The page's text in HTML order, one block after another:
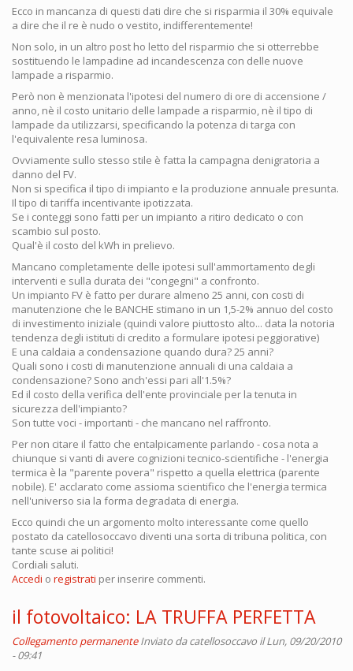
Ecco in mancanza di questi dati dire che si risparmia il 30% equivale
a dire che il re è nudo o vestito, indifferentemente!
Non solo, in un altro post ho letto del risparmio che si otterrebbe
sostituendo le lampadine ad incandescenza con delle nuove
lampade a risparmio.
Però non è menzionata l'ipotesi del numero di ore di accensione /
anno, nè il costo unitario delle lampade a risparmio, nè il tipo di
lampade da utilizzarsi, specificando la potenza di targa con
l'equivalente resa luminosa.
Ovviamente sullo stesso stile è fatta la campagna denigratoria a
danno del FV.
Non si specifica il tipo di impianto e la produzione annuale presunta.
Il tipo di tariffa incentivante ipotizzata.
Se i conteggi sono fatti per un impianto a ritiro dedicato o con
scambio sul posto.
Qual'è il costo del kWh in prelievo.
Mancano completamente delle ipotesi sull'ammortamento degli
interventi e sulla durata dei "congegni" a confronto.
Un impianto FV è fatto per durare almeno 25 anni, con costi di
manutenzione che le BANCHE stimano in un 1,5-2% annuo del costo
di investimento iniziale (quindi valore piuttosto alto... data la notoria
tendenza degli istituti di credito a formulare ipotesi peggiorative)
E una caldaia a condensazione quando dura? 25 anni?
Quali sono i costi di manutenzione annuali di una caldaia a
condensazione? Sono anch'essi pari all'1.5%?
Ed il costo della verifica dell'ente provinciale per la tenuta in
sicurezza dell'impianto?
Son tutte voci - importanti - che mancano nel raffronto.
Per non citare il fatto che entalpicamente parlando - cosa nota a
chiunque si vanti di avere cognizioni tecnico-scientifiche - l'energia
termica è la "parente povera" rispetto a quella elettrica (parente
nobile). E' acclarato come assioma scientifico che l'energia termica
nell'universo sia la forma degradata di energia.
Ecco quindi che un argomento molto interessante come quello
postato da catellosoccavo diventi una sorta di tribuna politica, con
tante scuse ai politici!
Cordiali saluti.
Accedi o registrati per inserire commenti.
il fotovoltaico: LA TRUFFA PERFETTA
Collegamento permanente Inviato dacatellosoccavo il Lun, 09/20/2010
- 09:41